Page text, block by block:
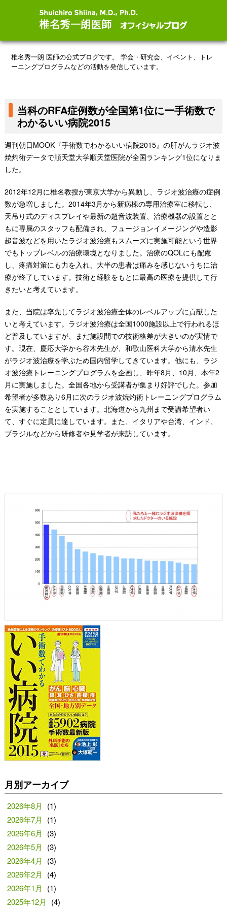
椎名秀一朗 医師の公式ブログです。
学会・研究会、イベント、トレ
ーニングプログラムなどの活動を発信しています。
当科のRFA症例数が全国第1位にー手術数で
わかるいい病院2015
週刊朝日MOOK『手術数でわかるいい病院2015』の肝がんラジオ波
焼灼術データで順天堂大学順天堂医院が全国ランキング1位になりま
した。
2012年12月に椎名教授が東京大学から異動し、ラジオ波治療の症例
数が急増しました。2014年3月から新病棟の専用治療室に移転し、
天吊り式のディスプレイや最新の超音波装置、治療機器の設置とと
もに専属のスタッフも配備され、フュージョンイメージングや造影
超音波などを用いたラジオ波治療もスムーズに実施可能という世界
でもトップレベルの治療環境となりました。治療のQOLにも配慮
し、疼痛対策にも力を入れ、大半の患者は痛みを感じないうちに治
療が終了しています。技術と経験をもとに最高の医療を提供して行
きたいと考えています。
また、当院は率先してラジオ波治療全体のレベルアップに貢献した
いと考えています。ラジオ波治療は全国1000施設以上で行われるほ
ど普及していますが、まだ施設間での技術格差が大きいのが実情で
す。現在、慶応大学から谷木先生が、和歌山医科大学から清水先生
がラジオ波治療を学ぶため国内留学してきています。他にも、ラジ
オ波治療トレーニングプログラムを企画し、昨年8月、10月、本年2
月に実施しました。全国各地から受講者が集まり好評でした。参加
希望者が多数あり6月に次のラジオ波焼灼術トレーニングプログラム
を実施することとしています。北海道から九州まで受講希望者い
て、すぐに定員に達しています。また、イタリアや台湾、インド、
ブラジルなどから研修者や見学者が来訪しています。
月別アーカイブ
2026年8月
(1)
2026年7月
(1)
2026年6月
(3)
2026年5月
(3)
2026年4月
(3)
2026年2月
(4)
2026年1月
(1)
2025年12月
(4)